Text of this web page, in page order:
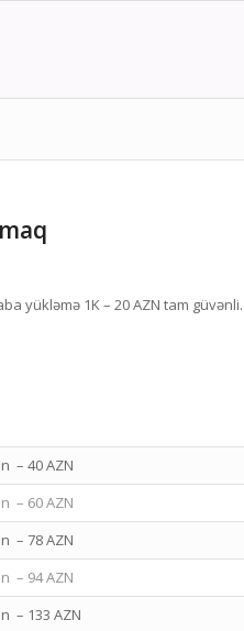
yükləmə 1K – 20 AZN tam güvənli.
– 40 AZN
– 60 AZN
– 78 AZN
– 94 AZN
– 133 AZN